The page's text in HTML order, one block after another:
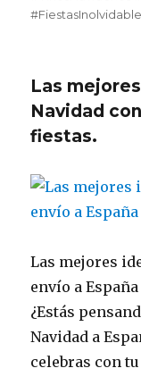
Las
Navidad
fiestas.
Las mejores
envío a
¿Estás
Navidad a
celebras con tu